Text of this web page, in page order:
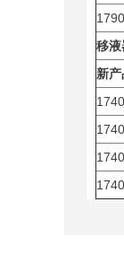
移液
新产